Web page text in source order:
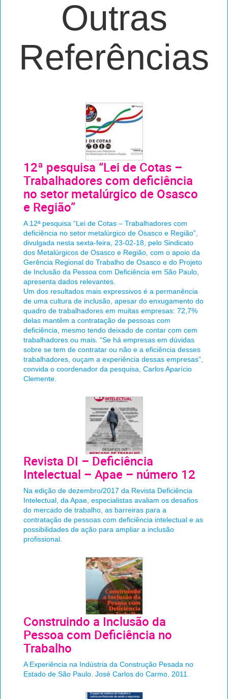
Outras
Referências
12ª pesquisa “Lei de Cotas –
Trabalhadores com deficiência
no setor metalúrgico de Osasco
e Região”
A 12ª pesquisa “Lei de Cotas – Trabalhadores com
deficiência no setor metalúrgico de Osasco e Região”,
divulgada nesta sexta-feira, 23-02-18, pelo Sindicato
dos Metalúrgicos de Osasco e Região, com o apoio da
Gerência Regional do Trabalho de Osasco e do Projeto
de Inclusão da Pessoa com Deficiência em São Paulo,
apresenta dados relevantes.
Um dos resultados mais expressivos é a permanência
de uma cultura de inclusão, apesar do enxugamento do
quadro de trabalhadores em muitas empresas: 72,7%
delas mantêm a contratação de pessoas com
deficiência, mesmo tendo deixado de contar com cem
trabalhadores ou mais. “Se há empresas em dúvidas
sobre se tem de contratar ou não e a eficiência desses
trabalhadores, ouçam a experiência dessas empresas”,
convida o coordenador da pesquisa, Carlos Aparício
Clemente.
Revista DI – Deficiência
Intelectual – Apae – número 12
Na edição de dezembro/2017 da Revista Deficiência
Intelectual, da Apae, especialistas avaliam os desafios
do mercado de trabalho, as barreiras para a
contratação de pessoas com deficiência intelectual e as
possibilidades de ação para ampliar a inclusão
profissional.
Construindo a Inclusão da
Pessoa com Deficiência no
Trabalho
A Experiência na Indústria da Construção Pesada no
Estado de São Paulo. José Carlos do Carmo, 2011.